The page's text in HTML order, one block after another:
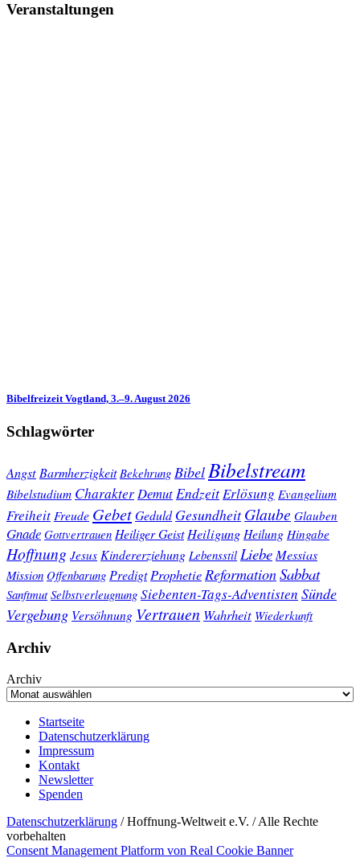
Veranstaltungen
Bibelfreizeit Vogtland, 3.–9. August 2026
Schlagwörter
Angst Barmherzigkeit Bekehrung BibelBibelstream
Bibelstudium Charakter DemutEndzeitErlösung Evangelium
Freiheit Freude GebetGeduld Gesundheit Glaube Glauben
Gnade Gottvertrauen Heiliger Geist Heiligung Heilung Hingabe
Hoffnung Jesus Kindererziehung Lebensstil Liebe Messias
Mission Offenbarung Predigt ProphetieReformationSabbat
Sanftmut Selbstverleugnung Siebenten-Tags-Adventisten Sünde
Vergebung Versöhnung Vertrauen Wahrheit Wiederkunft
Archiv
Archiv
Startseite
Datenschutzerklärung
Impressum
Kontakt
Newsletter
Spenden
Datenschutzerklärung / Hoffnung-Weltweit e.V. / Alle Rechte
vorbehalten
Consent Management Platform von Real Cookie Banner